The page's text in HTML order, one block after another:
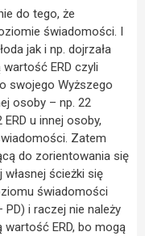
do tego, że
świadomości. I
jak i np. dojrzała
ERD czyli
swojego Wyższego
osoby – np. 22
u innej osoby,
Zatem
do zorientowania się
ścieżki się
świadomości
i raczej nie należy
ERD, bo mogą